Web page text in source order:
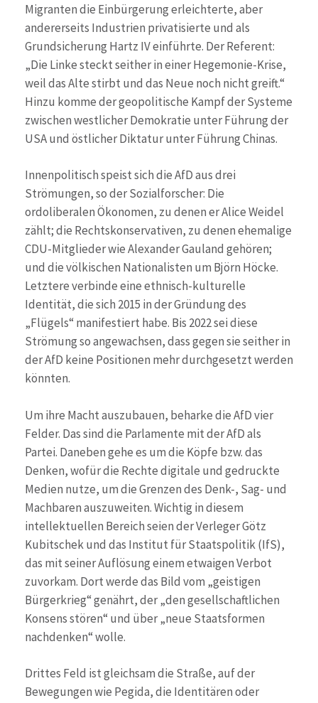
Migranten die Einbürgerung erleichterte, aber
andererseits Industrien privatisierte und als
Grundsicherung Hartz IV einführte. Der Referent:
„Die Linke steckt seither in einer Hegemonie-Krise,
weil das Alte stirbt und das Neue noch nicht greift.“
Hinzu komme der geopolitische Kampf der Systeme
zwischen westlicher Demokratie unter Führung der
USA und östlicher Diktatur unter Führung Chinas.
Innenpolitisch speist sich die AfD aus drei
Strömungen, so der Sozialforscher: Die
ordoliberalen Ökonomen, zu denen er Alice Weidel
zählt; die Rechtskonservativen, zu denen ehemalige
CDU-Mitglieder wie Alexander Gauland gehören;
und die völkischen Nationalisten um Björn Höcke.
Letztere verbinde eine ethnisch-kulturelle
Identität, die sich 2015 in der Gründung des
„Flügels“ manifestiert habe. Bis 2022 sei diese
Strömung so angewachsen, dass gegen sie seither in
der AfD keine Positionen mehr durchgesetzt werden
könnten.
Um ihre Macht auszubauen, beharke die AfD vier
Felder. Das sind die Parlamente mit der AfD als
Partei. Daneben gehe es um die Köpfe bzw. das
Denken, wofür die Rechte digitale und gedruckte
Medien nutze, um die Grenzen des Denk-, Sag- und
Machbaren auszuweiten. Wichtig in diesem
intellektuellen Bereich seien der Verleger Götz
Kubitschek und das Institut für Staatspolitik (IfS),
das mit seiner Auflösung einem etwaigen Verbot
zuvorkam. Dort werde das Bild vom „geistigen
Bürgerkrieg“ genährt, der „den gesellschaftlichen
Konsens stören“ und über „neue Staatsformen
nachdenken“ wolle.
Drittes Feld ist gleichsam die Straße, auf der
Bewegungen wie Pegida, die Identitären oder